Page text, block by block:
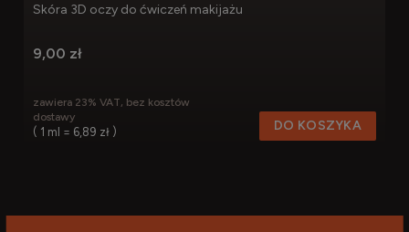
Skóra 3D oczy do ćwiczeń makijażu
9,00 zł
zawiera 23% VAT, bez kosztów
dostawy
( 1 ml = 6,89 zł ) DO KOSZYKA